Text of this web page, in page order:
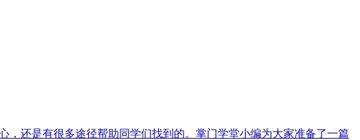
还是有很多途径帮助同学们找到的。掌门学堂小编为大家准备了一篇